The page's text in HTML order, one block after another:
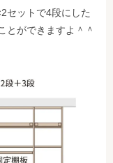
セットで4段にした
とができますよ＾＾